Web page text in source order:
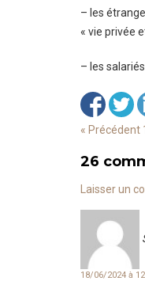
– les
« vie privée
– les
« Précédent 1
26
Laisser un
18/06/2024 à